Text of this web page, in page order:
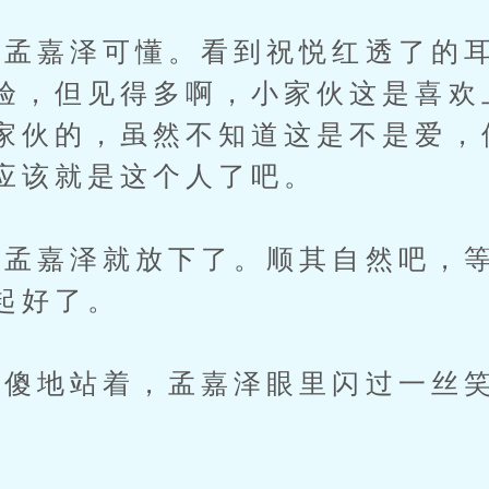
泽可懂。看到祝悦红透了的
，但见得多啊，小家伙这是喜
伙的，虽然不知道这是不是爱
该就是这个人了吧。
泽就放下了。顺其自然吧，
好了。
站着，孟嘉泽眼里闪过一丝